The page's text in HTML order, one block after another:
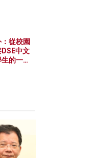
從校園
中文
的一點